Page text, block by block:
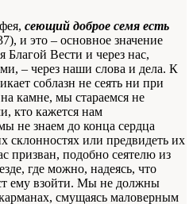
сеющий доброе семя есть
и это – основное значение
Благой Вести и через нас,
– через наши слова и дела. К
соблазн не сеять ни при
камне, мы стараемся не
кто кажется нам
не знаем до конца сердца
склонностях или предвидеть их
призван, подобно сеятелю из
где можно, надеясь, что
ему взойти. Мы не должны
смущаясь маловерным